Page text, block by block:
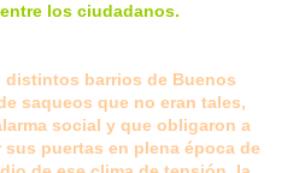
los ciudadanos.
distintos barrios de Buenos
saqueos que no eran tales,
social y que obligaron a
puertas en plena época de